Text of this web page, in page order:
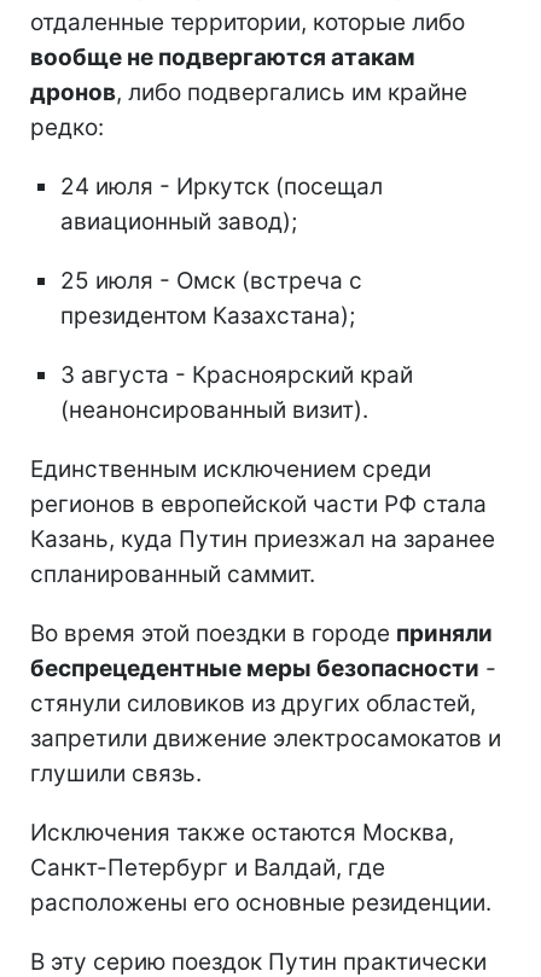
отдаленные территории, которые либо
вообще не подвергаются атакам
дронов, либо подвергались им крайне
редко:
24 июля - Иркутск (посещал
авиационный завод);
25 июля - Омск (встреча с
президентом Казахстана);
3 августа - Красноярский край
(неанонсированный визит).
Единственным исключением среди
регионов в европейской части РФ стала
Казань, куда Путин приезжал на заранее
спланированный саммит.
Во время этой поездки в городе приняли
беспрецедентные меры безопасности -
стянули силовиков из других областей,
запретили движение электросамокатов и
глушили связь.
Исключения также остаются Москва,
Санкт-Петербург и Валдай, где
расположены его основные резиденции.
В эту серию поездок Путин практически